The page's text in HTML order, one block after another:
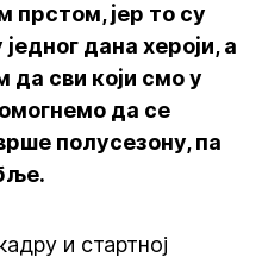
прстом, јер то су
дана хероји, а
да сви који смо у
да се
полусезону, па
и стартној